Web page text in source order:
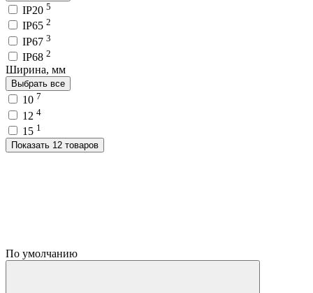
IP20 5
IP65 2
IP67 3
IP68 2
Ширина, мм
Выбрать все
10 7
12 4
15 1
Показать 12 товаров
По умолчанию